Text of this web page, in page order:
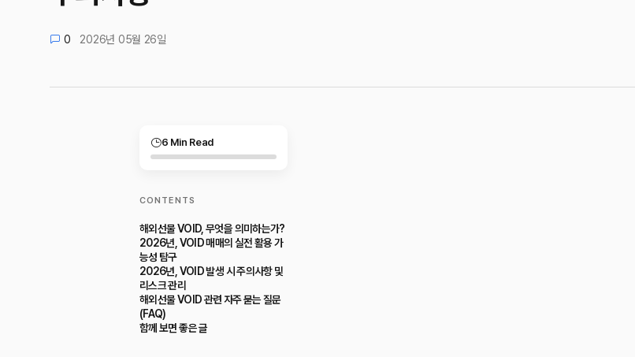
0 2026년 05월 26일
6 Min Read
CONTENTS
해외선물 VOID, 무엇을 의미하는가?
2026년, VOID 매매의 실전 활용 가
능성 탐구
2026년, VOID 발생 시 주의사항 및
리스크 관리
해외선물 VOID 관련 자주 묻는 질문
(FAQ)
함께 보면 좋은 글